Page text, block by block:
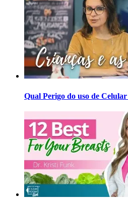
Qual Perigo do uso de